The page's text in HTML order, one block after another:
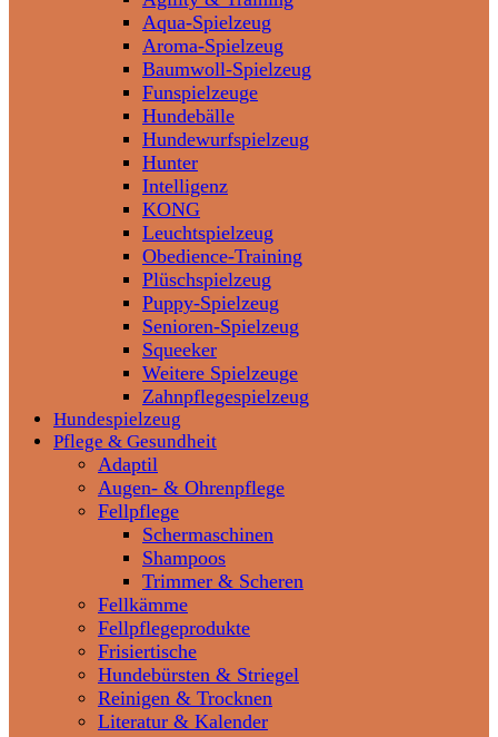
Aqua-Spielzeug
Aroma-Spielzeug
Baumwoll-Spielzeug
Funspielzeuge
Hundebälle
Hundewurfspielzeug
Hunter
Intelligenz
KONG
Leuchtspielzeug
Obedience-Training
Plüschspielzeug
Puppy-Spielzeug
Senioren-Spielzeug
Squeeker
Weitere Spielzeuge
Zahnpflegespielzeug
Hundespielzeug
Pflege & Gesundheit
Adaptil
Augen- & Ohrenpflege
Fellpflege
Schermaschinen
Shampoos
Trimmer & Scheren
Fellkämme
Fellpflegeprodukte
Frisiertische
Hundebürsten & Striegel
Reinigen & Trocknen
Literatur & Kalender